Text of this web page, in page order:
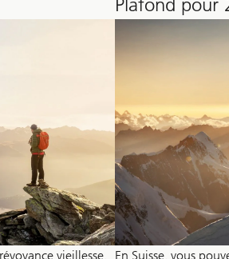
vieillesse,
Plafond pour
En Suisse, vous